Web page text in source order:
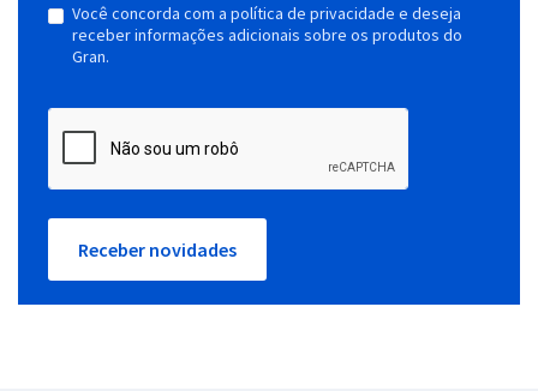
Você concorda com a política de privacidade e deseja
receber informações adicionais sobre os produtos do
Gran.
Receber novidades